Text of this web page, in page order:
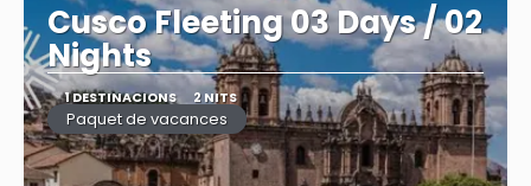
Cusco Fleeting 03 Days / 02
Nights
1 DESTINACIONS 2 NITS
Paquet de vacances